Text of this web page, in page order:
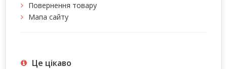
Повернення товару
Мапа сайту
Це цiкаво